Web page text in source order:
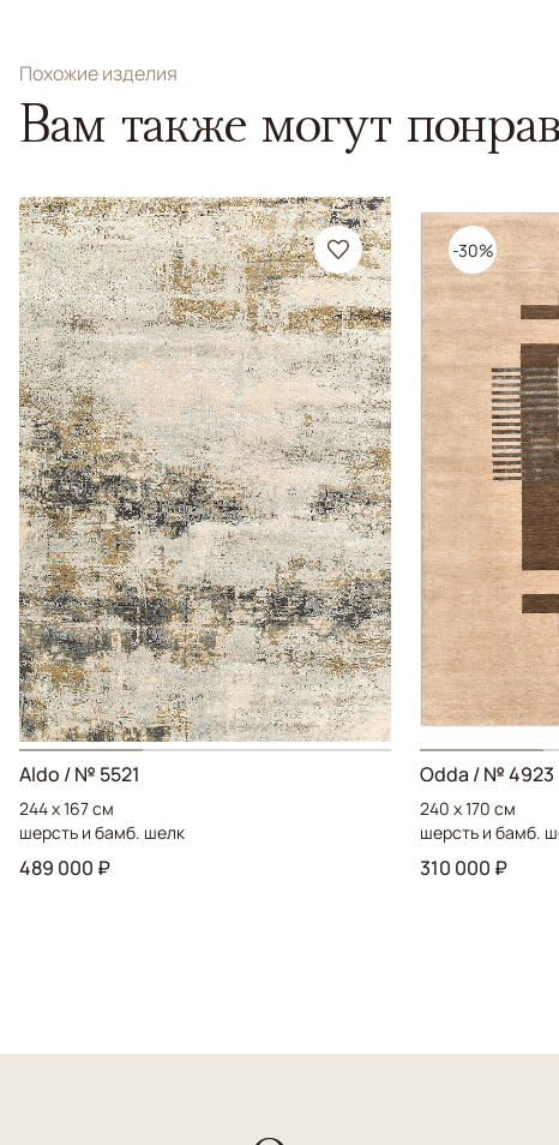
Похожие изделия
Вам также могут
Aldo / № 5521
244 x 167 см
шерсть и бамб. шелк
489 000 ₽
-30%
Odda / № 4923
240 x 170 см
шерсть и бамб.
310 000 ₽